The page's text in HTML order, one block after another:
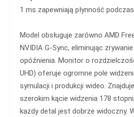
1 ms zapewniają płynność
Model obsługuje zarówno AMD
NVIDIA G-Sync, eliminując
opóźnienia. Monitor o
UHD) oferuje ogromne pole
symulacji i produkcji wideo.
szerokim kącie widzenia 178
każdy detal jest dobrze widoczny.